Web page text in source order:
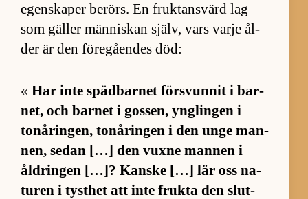
egen­ska­per be­rörs. En fruk­tans­värd lag
som gäl­ler män­ni­skan själv, vars varje ål­
der är den fö­re­gå­en­des död:
« Har inte späd­bar­net för­svun­nit i bar­
net, och bar­net i gos­sen, yng­lingen i
ton­åring­en, ton­åringen i den unge man­
nen, se­dan […] den vuxne man­nen i
åld­ringen […]? Kanske […] lär oss na­
tu­ren i tyst­het att inte frukta den slut­